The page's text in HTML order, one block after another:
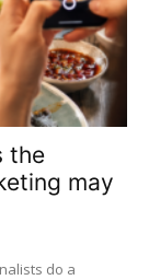
the
may
do a